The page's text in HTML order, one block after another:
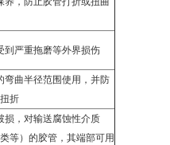
到严重拖磨等外界损伤
弯曲半径范围使用，并防
折
损，对输送腐蚀性介质
类等）的胶管，其端部可用